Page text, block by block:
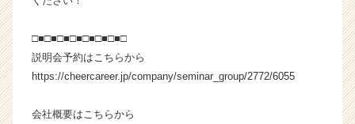
h
e
r
□■□■□■□■□■□■□■□
説明会予約はこちらから
https://cheercareer.jp/company/seminar_group/2772/6055
会社概要はこちらから